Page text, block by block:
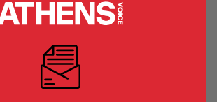
Σίμος ξέρει από
συγγραφέας με το βιβλίο του
συστήνει τον αστυνόμο Καπετάνο